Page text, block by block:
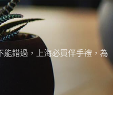
錯過，上海必買伴手禮，為